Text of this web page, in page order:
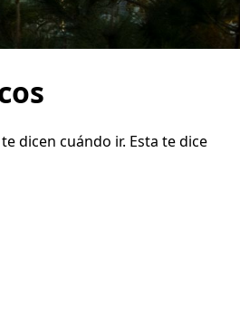
dicen cuándo ir. Esta te dice